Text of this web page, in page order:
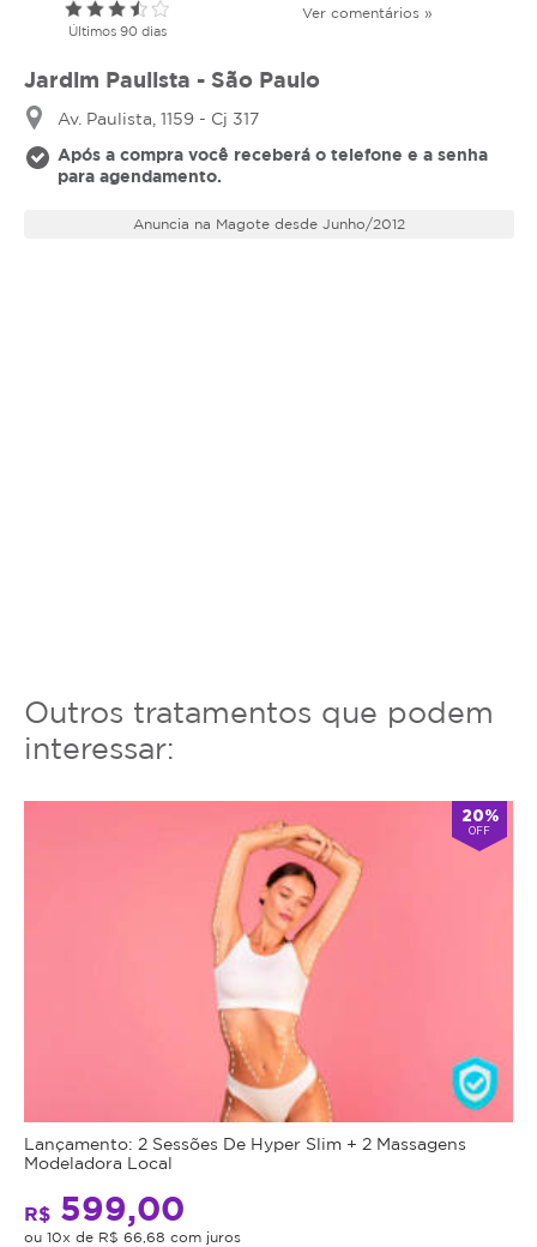
Últimos 90 dias
Ver comentários »
Jardim Paulista - São Paulo
Av. Paulista, 1159 - Cj 317
Após a compra você receberá o telefone e a senha
para agendamento.
Anuncia na Magote desde Junho/2012
Outros tratamentos que podem
interessar:
20%
OFF
Lançamento: 2 Sessões De Hyper Slim + 2 Massagens
Modeladora Local
R$ 599,00
ou 10x de R$ 66,68 com juros